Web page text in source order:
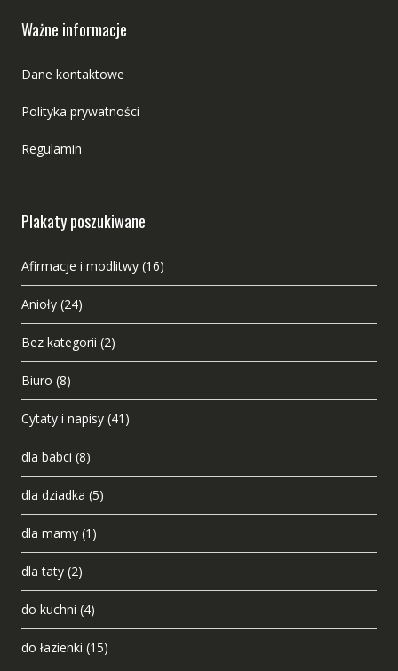
Ważne informacje
Dane kontaktowe
Polityka prywatności
Regulamin
Plakaty poszukiwane
Afirmacje i modlitwy (16)
Anioły (24)
Bez kategorii (2)
Biuro (8)
Cytaty i napisy (41)
dla babci (8)
dla dziadka (5)
dla mamy (1)
dla taty (2)
do kuchni (4)
do łazienki (15)